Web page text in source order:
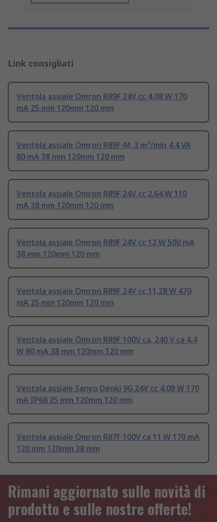
Link consigliati
Ventola assiale Omron R89F 24V cc 4.08 W 170
mA 25 mm 120mm 120 mm
Ventola assiale Omron R89F-M, 3 m³/min 4.4 VA
80 mA 38 mm 120mm 120 mm
Ventola assiale Omron R89F 24V cc 2.64 W 110
mA 38 mm 120mm 120 mm
Ventola assiale Omron R89F 24V cc 12 W 500 mA
38 mm 120mm 120 mm
Ventola assiale Omron R89F 24V cc 11.28 W 470
mA 25 mm 120mm 120 mm
Ventola assiale Omron R89F 100V ca, 240 V ca 4.4
W 80 mA 38 mm 120mm 120 mm
Ventola assiale Sanyo Denki 9G 24V cc 4.08 W 170
mA IP68 25 mm 120mm 120 mm
Ventola assiale Omron R87F 100V ca 11 W 170 mA
120 mm 120mm 38 mm
Rimani aggiornato sulle novità di
prodotto e sulle nostre offerte!